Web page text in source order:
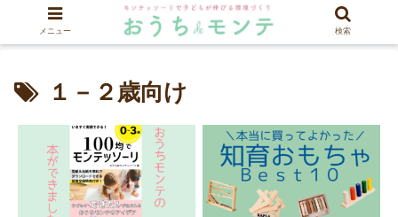
１－２歳向け
メニュー 検索